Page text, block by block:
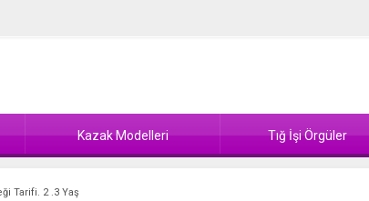
Kazak Modelleri Tığ İşi Örgüler
Tarifi. 2 .3 Yaş